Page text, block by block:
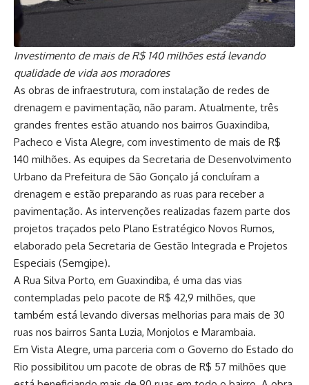
Investimento de mais de R$ 140 milhões está levando
qualidade de vida aos moradores
As obras de infraestrutura, com instalação de redes de
drenagem e pavimentação, não param. Atualmente, três
grandes frentes estão atuando nos bairros Guaxindiba,
Pacheco e Vista Alegre, com investimento de mais de R$
140 milhões. As equipes da Secretaria de Desenvolvimento
Urbano da Prefeitura de São Gonçalo já concluíram a
drenagem e estão preparando as ruas para receber a
pavimentação. As intervenções realizadas fazem parte dos
projetos traçados pelo Plano Estratégico Novos Rumos,
elaborado pela Secretaria de Gestão Integrada e Projetos
Especiais (Semgipe).
A Rua Silva Porto, em Guaxindiba, é uma das vias
contempladas pelo pacote de R$ 42,9 milhões, que
também está levando diversas melhorias para mais de 30
ruas nos bairros Santa Luzia, Monjolos e Marambaia.
Em Vista Alegre, uma parceria com o Governo do Estado do
Rio possibilitou um pacote de obras de R$ 57 milhões que